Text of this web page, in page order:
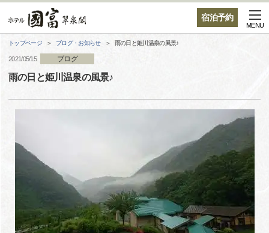
宿泊予約
MENU
トップページ ブログ・お知らせ 雨の日と姫川温泉の風景♪
2021/05/15 ブログ
雨の日と姫川温泉の風景♪